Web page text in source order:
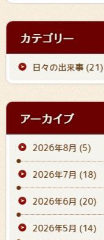
日々の出来事 (21)
2026年8月 (5)
2026年7月 (18)
2026年6月 (20)
2026年5月 (14)